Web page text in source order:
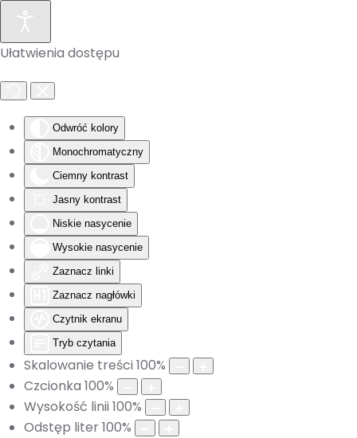
Ułatwienia dostępu
Odwróć kolory
Monochromatyczny
Ciemny kontrast
Jasny kontrast
Niskie nasycenie
Wysokie nasycenie
Zaznacz linki
Zaznacz nagłówki
Czytnik ekranu
Tryb czytania
Skalowanie treści 100%
Czcionka 100%
Wysokość linii 100%
Odstęp liter100%
Skip to main content